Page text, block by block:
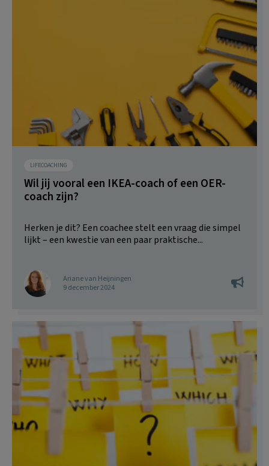
LIFECOACHING
Wil jij vooral een IKEA-coach of een OER-
coach zijn?
Herken je dit? Een coachee stelt een vraag die simpel
lijkt – een kwestie van een paar praktische...
Ariane van Heijningen
9 december 2024